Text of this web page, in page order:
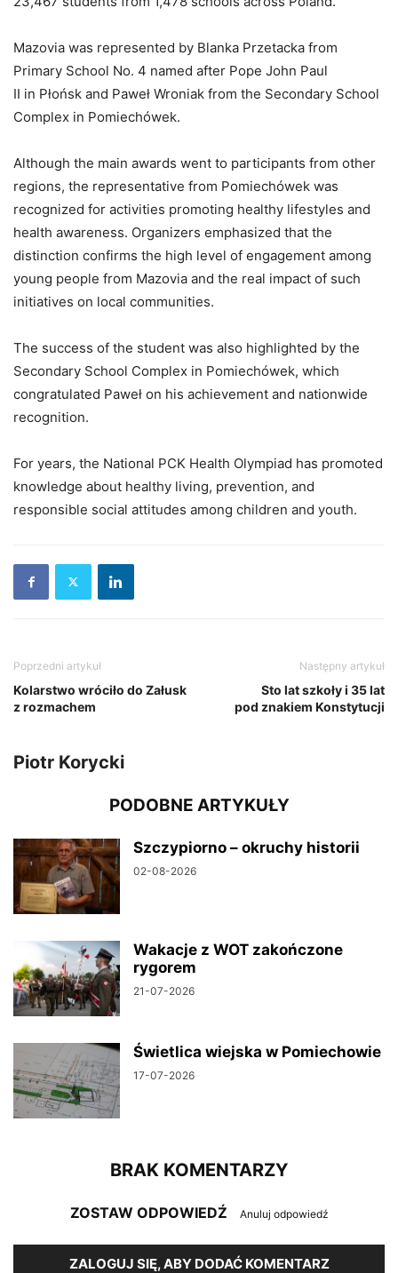
Mazovia was represented by Blanka Przetacka from
Primary School No. 4 named after Pope John Paul
II in Płońsk and Paweł Wroniak from the Secondary School
Complex in Pomiechówek.
Although the main awards went to participants from other
regions, the representative from Pomiechówek was
recognized for activities promoting healthy lifestyles and
health awareness. Organizers emphasized that the
distinction confirms the high level of engagement among
young people from Mazovia and the real impact of such
initiatives on local communities.
The success of the student was also highlighted by the
Secondary School Complex in Pomiechówek, which
congratulated Paweł on his achievement and nationwide
recognition.
For years, the National PCK Health Olympiad has promoted
knowledge about healthy living, prevention, and
responsible social attitudes among children and youth.
Poprzedni artykuł
Kolarstwo wróciło do Załusk
z rozmachem
Następny artykuł
Sto lat szkoły i 35 lat
pod znakiem Konstytucji
Piotr Korycki
PODOBNE ARTYKUŁY
Szczypiorno – okruchy historii
02-08-2026
Wakacje z WOT zakończone
rygorem
21-07-2026
Świetlica wiejska w Pomiechowie
17-07-2026
BRAK KOMENTARZY
ZOSTAW ODPOWIEDŹ Anuluj odpowiedź
ZALOGUJ SIĘ, ABY DODAĆ KOMENTARZ